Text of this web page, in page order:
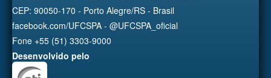
CEP: 90050-170 - Porto Alegre/RS - Brasil
facebook.com/UFCSPA - @UFCSPA_oficial
Fone +55 (51) 3303-9000
Desenvolvido pelo